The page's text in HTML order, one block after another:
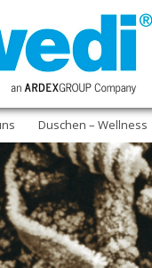
Duschen – Wellness